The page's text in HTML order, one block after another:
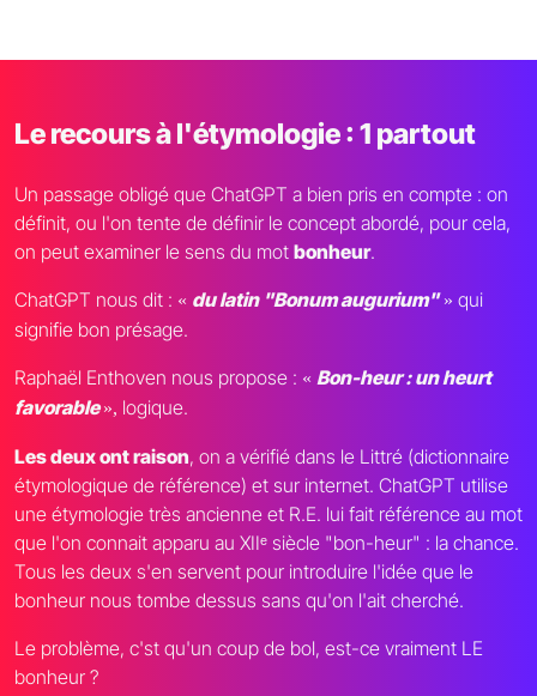
Le recours à l'étymologie : 1 partout
Un passage obligé que ChatGPT a bien pris en compte : on
définit, ou l'on tente de définir le concept abordé, pour cela,
on peut examiner le sens du mot bonheur.
ChatGPT nous dit : « du latin "Bonum augurium" » qui
signifie bon présage.
Raphaël Enthoven nous propose : « Bon-heur : un heurt
favorable», logique.
Les deux ont raison, on a vérifié dans le Littré (dictionnaire
étymologique de référence) et sur internet. ChatGPT utilise
une étymologie très ancienne et R.E. lui fait référence au mot
que l'on connait apparu au XIIᵉ siècle "bon-heur" : la chance.
Tous les deux s'en servent pour introduire l'idée que le
bonheur nous tombe dessus sans qu'on l'ait cherché.
Le problème, c'st qu'un coup de bol, est-ce vraiment LE
bonheur ?